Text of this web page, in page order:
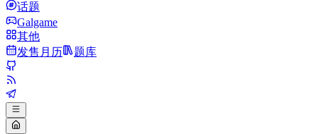
话题
Galgame
其他
发售月历
题库